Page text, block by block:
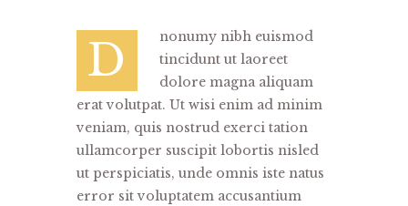
D
nonumy nibh euismod
tincidunt ut laoreet
dolore magna aliquam
erat volutpat. Ut wisi enim ad minim
veniam, quis nostrud exerci tation
ullamcorper suscipit lobortis nisled
ut perspiciatis, unde omnis iste natus
error sit voluptatem accusantium